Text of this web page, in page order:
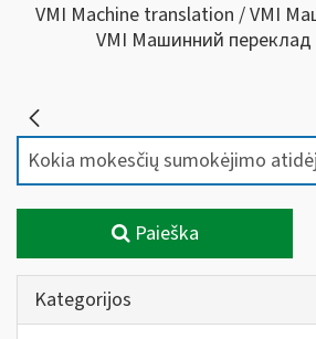
VMI Machine translation / VMI
VMI Машинний переклад
Paieška
Kategorijos